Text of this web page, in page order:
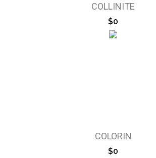
COLLINITE
$0
COLORIN
$0